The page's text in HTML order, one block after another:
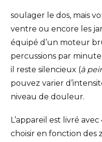
soulager le dos, mais
ventre ou encore les
équipé d’un moteur
percussions par
il reste silencieux (à
pouvez varier
niveau de douleur.
L’appareil est livré
choisir en fonction des